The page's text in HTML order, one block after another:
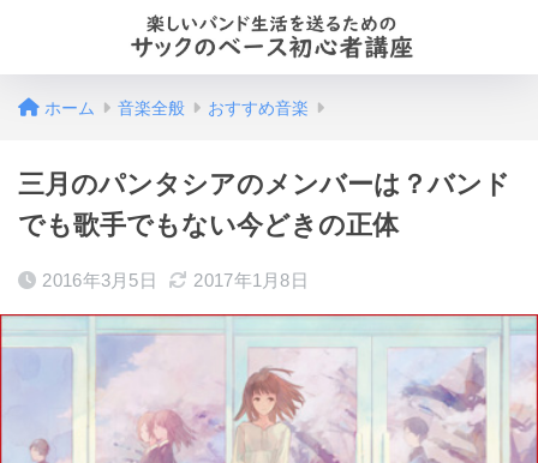
ホーム 音楽全般 おすすめ音楽
三月のパンタシアのメンバーは？バンド
でも歌手でもない今どきの正体
2016年3月5日 2017年1月8日